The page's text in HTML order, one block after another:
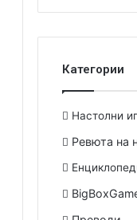
Категории
Настолни
Ревюта на